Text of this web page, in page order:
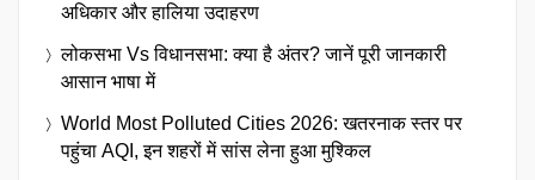
अधिकार और हालिया उदाहरण
लोकसभा Vs विधानसभा: क्या है अंतर? जानें पूरी जानकारी
आसान भाषा में
World Most Polluted Cities 2026: खतरनाक स्तर पर
पहुंचा AQI, इन शहरों में सांस लेना हुआ मुश्किल